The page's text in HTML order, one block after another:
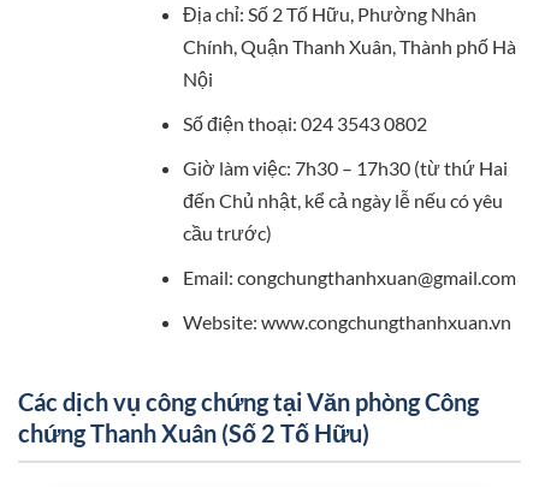
Địa chỉ: Số 2 Tố Hữu, Phường Nhân
Chính, Quận Thanh Xuân, Thành phố Hà
Nội
Số điện thoại: 024 3543 0802
Giờ làm việc: 7h30 – 17h30 (từ thứ Hai
đến Chủ nhật, kể cả ngày lễ nếu có yêu
cầu trước)
Email:congchungthanhxuan@gmail.com
Website: www.congchungthanhxuan.vn
Các dịch vụ công chứng tại Văn phòng Công
chứng Thanh Xuân (Số 2 Tố Hữu)